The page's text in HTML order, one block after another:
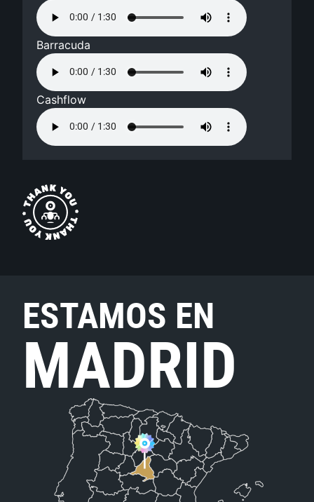
Barracuda
Cashflow
ESTAMOS EN
MADRID